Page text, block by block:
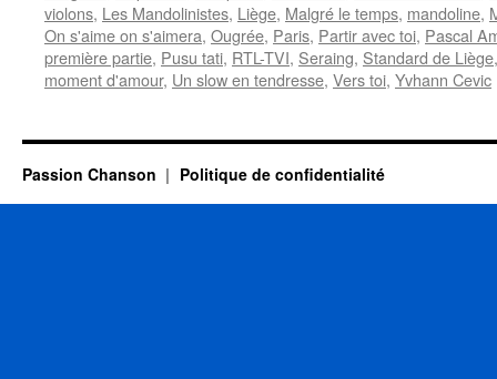
violons, Les Mandolinistes, Liège, Malgré le temps, mandoline,
On s'aime on s'aimera, Ougrée, Paris, Partir avec toi, Pascal
première partie, Pusu tati, RTL-TVI, Seraing, Standard de Liège
moment d'amour, Un slow en tendresse, Vers toi, Yvhann Cevic
Passion Chanson Politique de confidentialité